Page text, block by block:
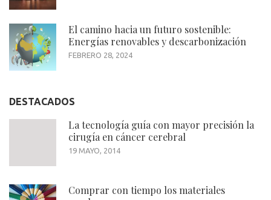
El camino hacia un futuro sostenible:
Energías renovables y descarbonización
FEBRERO 28, 2024
DESTACADOS
La tecnología guía con mayor precisión la
cirugía en cáncer cerebral
19 MAYO, 2014
Comprar con tiempo los materiales